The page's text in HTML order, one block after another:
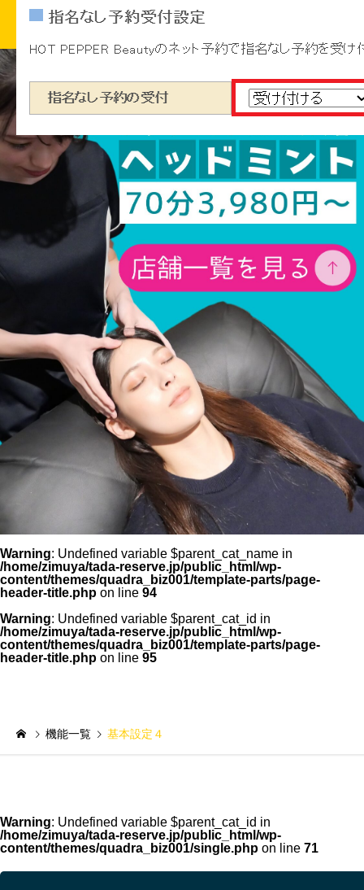
Warning: Undefined variable $parent_cat_name in
/home/zimuya/tada-reserve.jp/public_html/wp-
content/themes/quadra_biz001/template-parts/page-
header-title.php on line 94
Warning: Undefined variable $parent_cat_id in
/home/zimuya/tada-reserve.jp/public_html/wp-
content/themes/quadra_biz001/template-parts/page-
header-title.php on line 95
機能一覧 基本設定４
Warning: Undefined variable $parent_cat_id in
/home/zimuya/tada-reserve.jp/public_html/wp-
content/themes/quadra_biz001/single.php on line 71